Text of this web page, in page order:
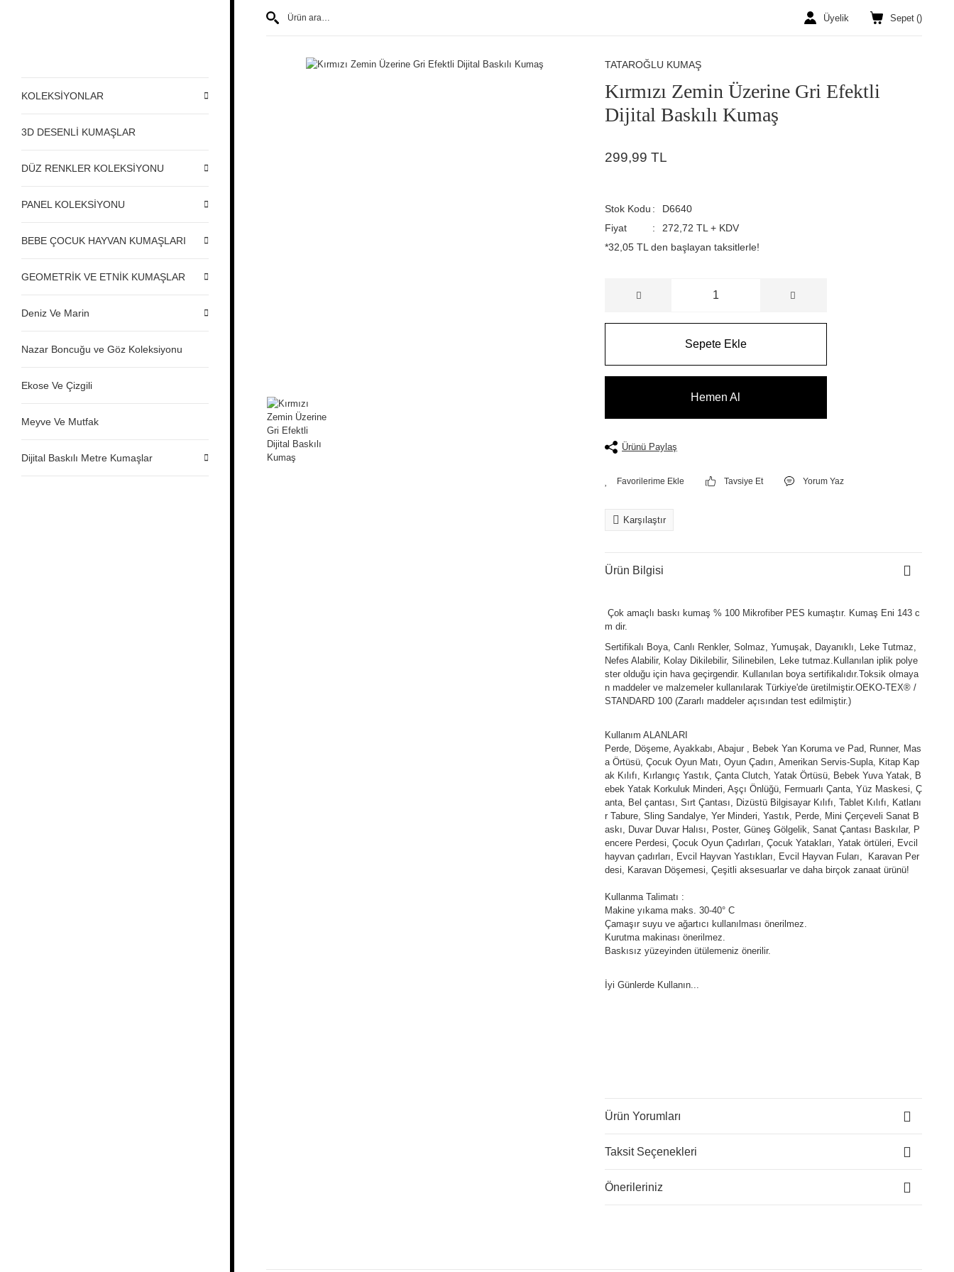
KOLEKSİYONLAR
3D DESENLİ KUMAŞLAR
DÜZ RENKLER KOLEKSİYONU
PANEL KOLEKSİYONU
BEBE ÇOCUK HAYVAN KUMAŞLARI
GEOMETRİK VE ETNİK KUMAŞLAR
Deniz Ve Marin
Nazar Boncuğu ve Göz Koleksiyonu
Ekose Ve Çizgili
Meyve Ve Mutfak
Dijital Baskılı Metre Kumaşlar
Üyelik Sepet ()
TATAROĞLU KUMAŞ
Kırmızı Zemin Üzerine Gri Efektli
Dijital Baskılı Kumaş
299,99 TL
Stok Kodu
D6640
Fiyat
272,72 TL + KDV
*32,05 TL den başlayan taksitlerle!
Sepete Ekle
Hemen Al
Ürünü Paylaş
Tavsiye Et Yorum Yaz
Karşılaştır
Ürün Bilgisi
Çok amaçlı baskı kumaş % 100 Mikrofiber PES kumaştır. Kumaş Eni 143 c
m dir.
Sertifikalı Boya, Canlı Renkler, Solmaz, Yumuşak, Dayanıklı, Leke Tutmaz,
Nefes Alabilir, Kolay Dikilebilir, Silinebilen, Leke tutmaz.Kullanılan iplik polye
ster olduğu için hava geçirgendir. Kullanılan boya sertifikalıdır.Toksik olmaya
n maddeler ve malzemeler kullanılarak Türkiye'de üretilmiştir.OEKO-TEX® /
STANDARD 100 (Zararlı maddeler açısından test edilmiştir.)
Kullanım ALANLARI
Perde, Döşeme, Ayakkabı, Abajur , Bebek Yan Koruma ve Pad, Runner, Mas
a Örtüsü, Çocuk Oyun Matı, Oyun Çadırı, Amerikan Servis-Supla, Kitap Kap
ak Kılıfı, Kırlangıç Yastık, Çanta Clutch, Yatak Örtüsü, Bebek Yuva Yatak, B
ebek Yatak Korkuluk Minderi, Aşçı Önlüğü, Fermuarlı Çanta, Yüz Maskesi, Ç
anta, Bel çantası, Sırt Çantası, Dizüstü Bilgisayar Kılıfı, Tablet Kılıfı, Katlanı
r Tabure, Sling Sandalye, Yer Minderi, Yastık, Perde, Mini Çerçeveli Sanat B
askı, Duvar Duvar Halısı, Poster, Güneş Gölgelik, Sanat Çantası Baskılar, P
encere Perdesi, Çocuk Oyun Çadırları, Çocuk Yatakları, Yatak örtüleri, Evcil
hayvan çadırları, Evcil Hayvan Yastıkları, Evcil Hayvan Fuları, Karavan Per
desi, Karavan Döşemesi, Çeşitli aksesuarlar ve daha birçok zanaat ürünü!
Kullanma Talimatı :
Makine yıkama maks. 30-40° C
Çamaşır suyu ve ağartıcı kullanılması önerilmez.
Kurutma makinası önerilmez.
Baskısız yüzeyinden ütülemeniz önerilir.
İyi Günlerde Kullanın...
Ürün Yorumları
Taksit Seçenekleri
Önerileriniz